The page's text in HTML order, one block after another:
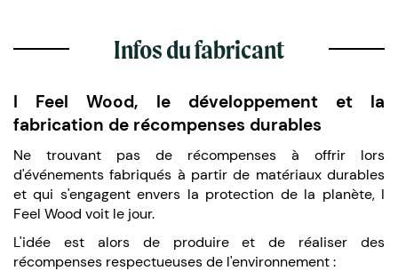
Infos du fabricant
I Feel Wood, le développement et la
fabrication de récompenses durables
Ne trouvant pas de récompenses à offrir lors
d'événements fabriqués à partir de matériaux durables
et qui s'engagent envers la protection de la planète, I
Feel Wood voit le jour.
L'idée est alors de produire et de réaliser des
récompenses respectueuses de l'environnement :